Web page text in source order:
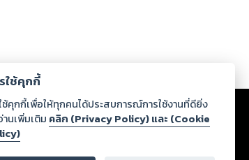
งานกับเรา ดาวน์โหลด
นทรัพย์สินทางปัญญาของบุคคลอื่นหรือ
ใช้คุกกี้
ช้คุกกี้เพื่อให้ทุกคนได้ประสบการณ์การใช้งานที่ดียิ่ง
นเพิ่มเติม คลิก (Privacy Policy) และ (Cookie